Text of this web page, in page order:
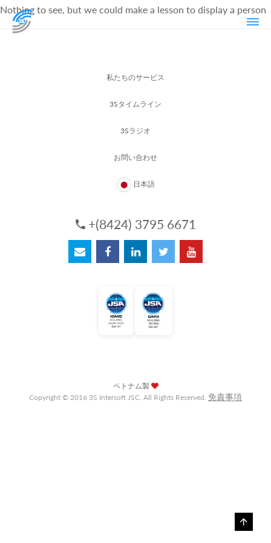
Nothing to see, but we could make a lesson to display a person
私たちのサービス
3Sタイムライン
3Sラジオ
お問い合わせ
日本語
+(8424) 3795 6671
ベトナム製
Copyright © 2016 3S Intersoft JSC. All Rights Reserved. 免責事項